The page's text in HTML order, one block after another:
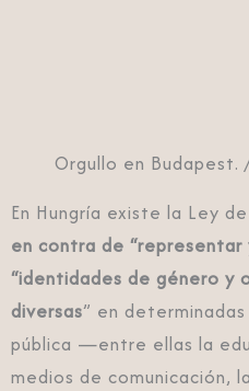
Orgullo en Budapest.
En Hungría existe la Ley
en contra de “representar
“identidades de género y
diversas” en
pública —entre ellas la
medios de comunicación,